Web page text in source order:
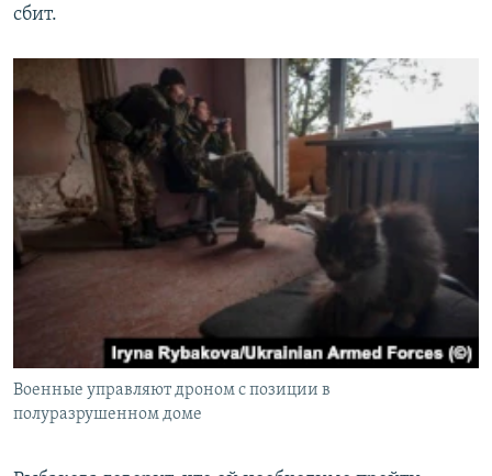
сбит.
Военные управляют дроном с позиции в
полуразрушенном доме